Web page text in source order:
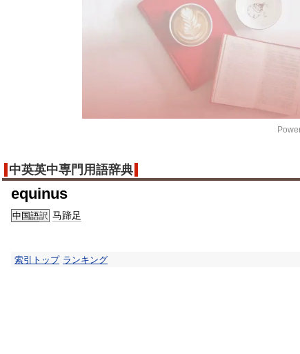
中英英中専門用語辞典
equinus
中国語訳 马蹄足
索引トップ ランキング